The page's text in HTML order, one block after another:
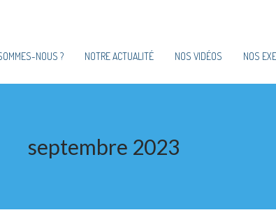
NOUS ? NOTRE ACTUALITÉ NOS VIDÉOS NOS
septembre 2023